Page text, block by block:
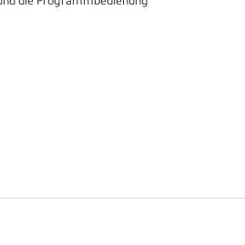
die Programmbedienung